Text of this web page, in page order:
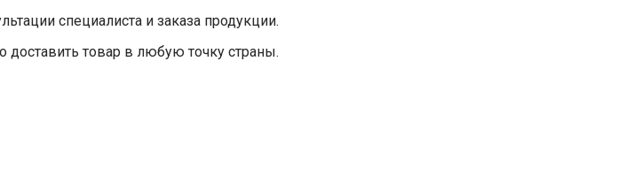
специалиста и заказа продукции.
товар в любую точку страны.